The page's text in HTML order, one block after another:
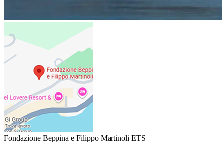
Fondazione Beppina e Filippo Martinoli ETS